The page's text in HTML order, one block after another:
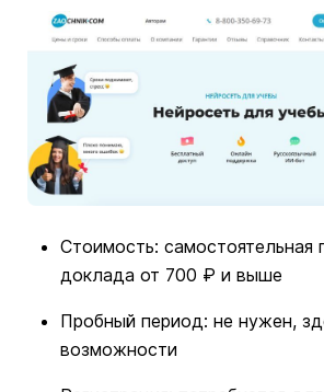
Стоимость: самостоятельная
доклада от 700 ₽ и выше
Пробный период: не нужен,
возможности